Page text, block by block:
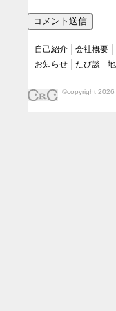
自己紹介 会社概要
お知らせ
たび談
©copyright 2026